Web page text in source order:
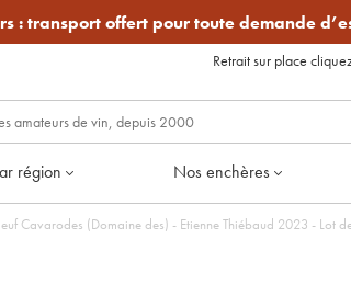
:transport offert pour toute demande
Retrait sur place
région Nos enchères
Vin de France Le Moulin Neuf Cavarodes